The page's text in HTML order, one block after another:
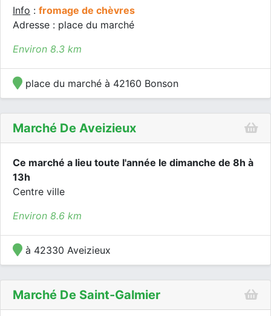
Info : fromage de chèvres
Adresse : place du marché
Environ 8.3 km
place du marché à 42160 Bonson
Marché De Aveizieux
Ce marché a lieu toute l'année le dimanche de 8h à
13h
Centre ville
Environ 8.6 km
à 42330 Aveizieux
Marché De Saint-Galmier